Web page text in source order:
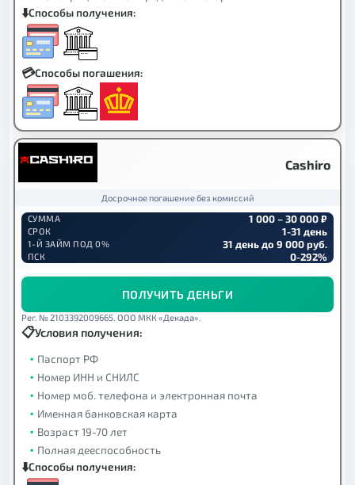
Способы получения:
Способы погашения:
Cashiro
Досрочное погашение без комиссий
СУММА
1 000 – 30 000 ₽
СРОК 1-31 день
1-Й ЗАЙМ ПОД 0% 31 день до 9 000 руб.
ПСК 0-292%
ПОЛУЧИТЬ ДЕНЬГИ
Рег. № 2103392009665. ООО МКК «Декада».
Условия получения:
Паспорт РФ
Номер ИНН и СНИЛС
Номер моб. телефона и электронная почта
Именная банковская карта
Возраст 19-70 лет
Полная дееспособность
Способы получения: